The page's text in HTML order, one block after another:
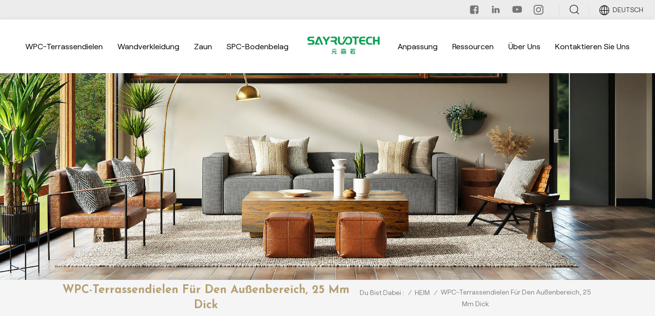
DEUTSCH
WPC-Terrassendielen Wandverkleidung Zaun SPC-Bodenbelag Anpassung Ressourcen Über Uns Kontaktieren Sie Uns
WPC-Terrassendielen Für Den Außenbereich, 25 Mm
Dick
Du Bist Dabei : / HEIM / WPC-Terrassendielen Für Den Außenbereich, 25
Mm Dick